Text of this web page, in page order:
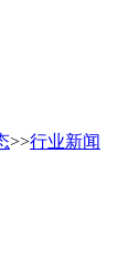
>>行业新闻